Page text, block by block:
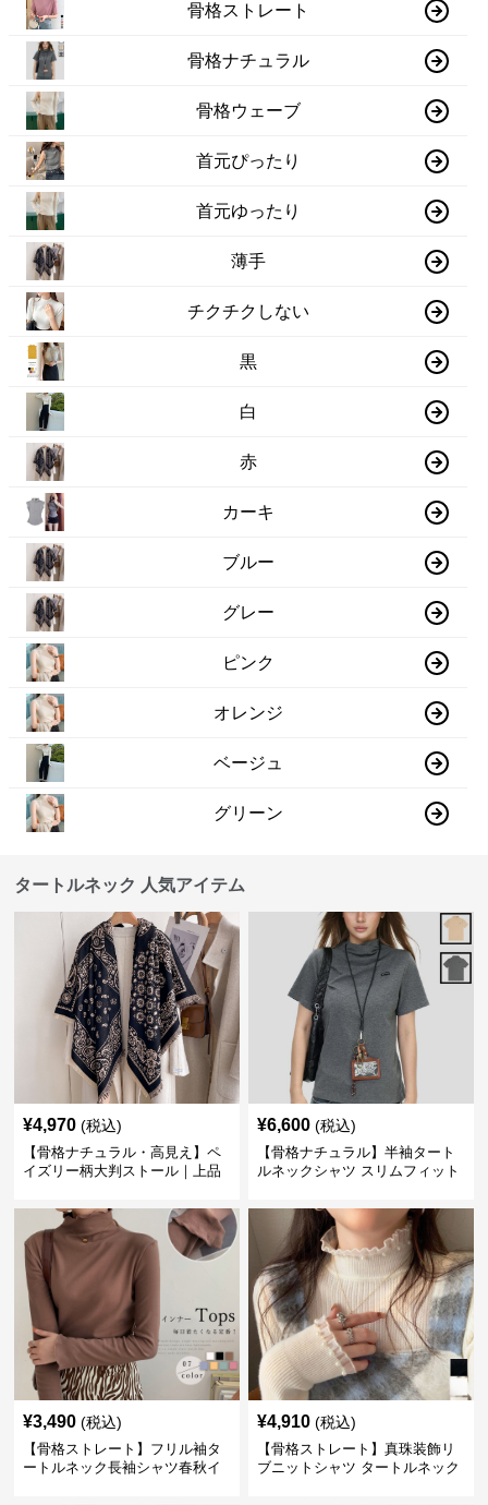
骨格ストレート
骨格ナチュラル
骨格ウェーブ
首元ぴったり
首元ゆったり
薄手
チクチクしない
黒
白
赤
カーキ
ブルー
グレー
ピンク
オレンジ
ベージュ
グリーン
タートルネック 人気アイテム
¥4,970 (税込)
【骨格ナチュラル・高見え】ペ
イズリー柄大判ストール｜上品
¥6,600 (税込)
【骨格ナチュラル】半袖タート
ルネックシャツ スリムフィット
¥3,490 (税込)
【骨格ストレート】フリル袖タ
ートルネック長袖シャツ春秋イ
¥4,910 (税込)
【骨格ストレート】真珠装飾リ
ブニットシャツ タートルネック